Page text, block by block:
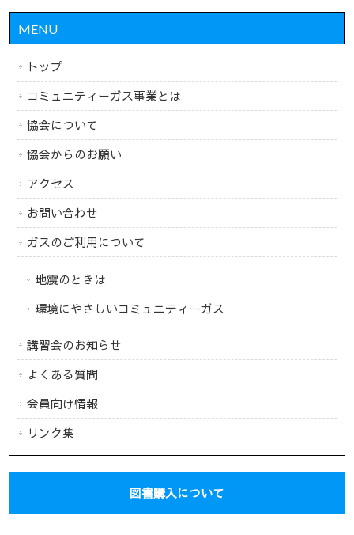
MENU
トップ
コミュニティーガス事業とは
協会について
協会からのお願い
アクセス
お問い合わせ
ガスのご利用について
地震のときは
環境にやさしいコミュニティーガス
講習会のお知らせ
よくある質問
会員向け情報
リンク集
図書購入について